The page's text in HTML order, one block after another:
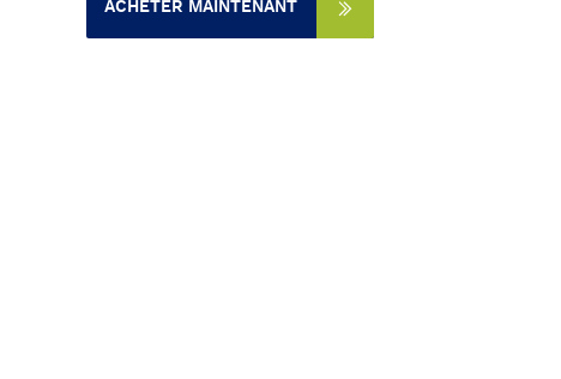
ACHETER MAINTENANT